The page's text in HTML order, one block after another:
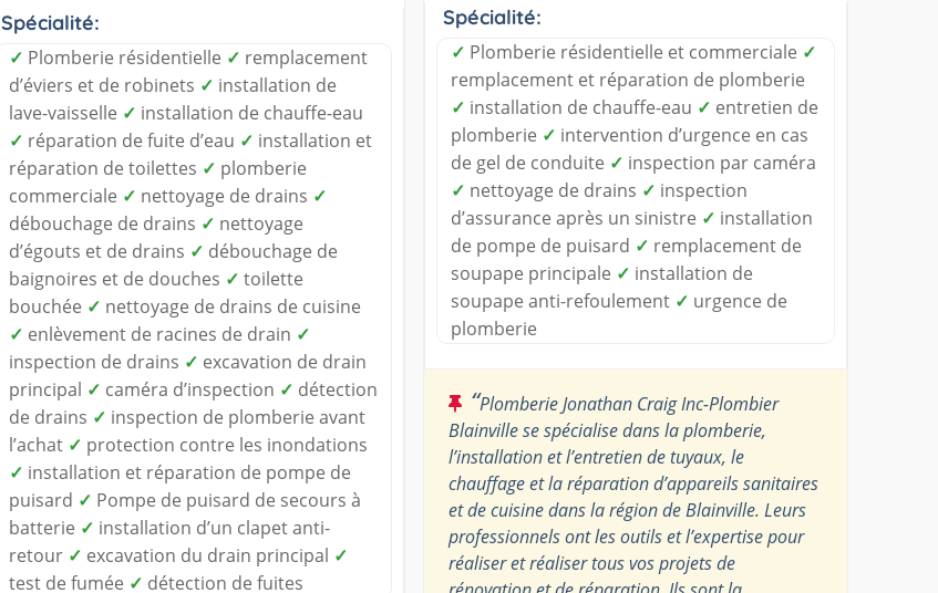
Spécialité:
✓ Plomberie résidentielle ✓ remplacement
d’éviers et de robinets ✓ installation de
lave-vaisselle ✓ installation de chauffe-eau
✓ réparation de fuite d’eau ✓ installation et
réparation de toilettes ✓ plomberie
commerciale ✓ nettoyage de drains ✓
débouchage de drains ✓ nettoyage
d’égouts et de drains ✓ débouchage de
baignoires et de douches ✓ toilette
bouchée ✓ nettoyage de drains de cuisine
✓ enlèvement de racines de drain ✓
inspection de drains ✓ excavation de drain
principal ✓ caméra d’inspection ✓ détection
de drains ✓ inspection de plomberie avant
l’achat ✓ protection contre les inondations
✓ installation et réparation de pompe de
puisard ✓ Pompe de puisard de secours à
batterie ✓ installation d’un clapet anti-
retour ✓ excavation du drain principal ✓
test de fumée ✓ détection de fuites
Spécialité:
✓ Plomberie résidentielle et commerciale ✓
remplacement et réparation de plomberie
✓ installation de chauffe-eau ✓ entretien de
plomberie ✓ intervention d’urgence en cas
de gel de conduite ✓ inspection par caméra
✓ nettoyage de drains ✓ inspection
d’assurance après un sinistre ✓ installation
de pompe de puisard ✓ remplacement de
soupape principale ✓ installation de
soupape anti-refoulement ✓ urgence de
plomberie
“Plomberie Jonathan Craig Inc-Plombier
Blainville se spécialise dans la plomberie,
l’installation et l’entretien de tuyaux, le
chauffage et la réparation d’appareils sanitaires
et de cuisine dans la région de Blainville. Leurs
professionnels ont les outils et l’expertise pour
réaliser et réaliser tous vos projets de